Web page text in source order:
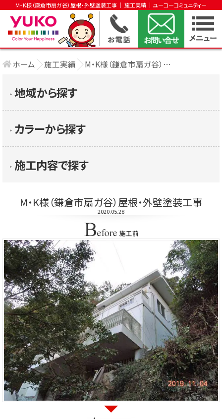
M・K様（鎌倉市扇ガ谷）屋根・外壁塗装工事 │ 施工実績 │ユーコーコミュニティー
ホーム 施工実績 M・K様（鎌倉市扇ガ谷）屋根・外壁塗装工事
▶︎ 施工内容で探す
▶︎ カラーから探す
▶︎ 地域から探す
M・K様（鎌倉市扇ガ谷）屋根・外壁塗装工事
2020.05.28